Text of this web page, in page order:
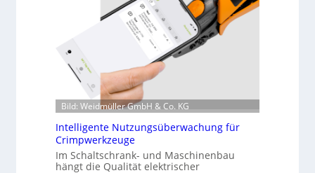
f
o
t
i
o
n
z
u
m
L
Bild: Weidmüller GmbH & Co. KG
Intelligente Nutzungsüberwachung für
Crimpwerkzeuge
Im Schaltschrank- und Maschinenbau
hängt die Qualität elektrischer